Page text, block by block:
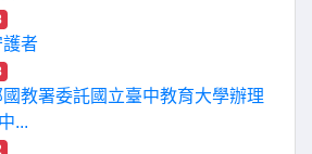
者
教署委託國立臺中教育大學辦理
...